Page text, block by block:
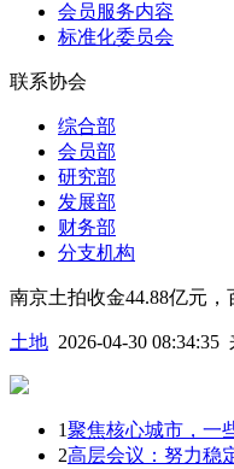
会员服务内容
标准化委员会
联系协会
综合部
会员部
研究部
发展部
财务部
分支机构
南京土拍收金44.88亿元
土地 2026-04-30 08:34:35
1聚焦核心城市，一
2高层会议：努力稳